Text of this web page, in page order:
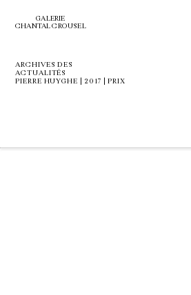
GALERIE
CHANTAL CROUSEL
ARCHIVES DES
ACTUALITÉS
PIERRE HUYGHE | 2017 | PRIX